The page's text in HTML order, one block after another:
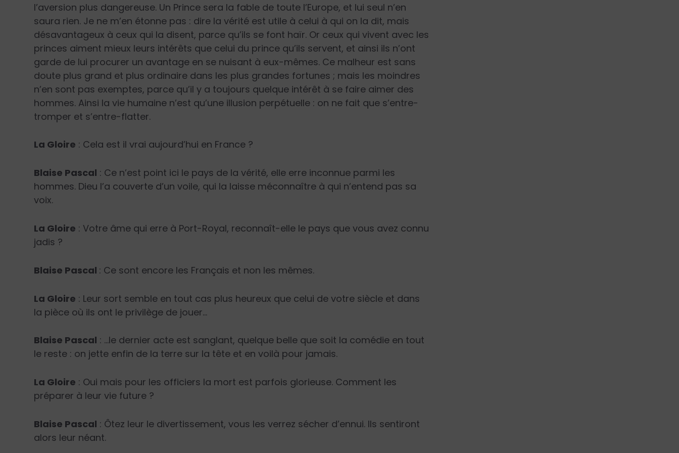
l’aversion plus dangereuse. Un Prince sera la fable de toute l’Europe, et lui seul n’en
saura rien. Je ne m’en étonne pas : dire la vérité est utile à celui à qui on la dit, mais
désavantageux à ceux qui la disent, parce qu’ils se font haïr. Or ceux qui vivent avec les
princes aiment mieux leurs intérêts que celui du prince qu’ils servent, et ainsi ils n’ont
garde de lui procurer un avantage en se nuisant à eux-mêmes. Ce malheur est sans
doute plus grand et plus ordinaire dans les plus grandes fortunes ; mais les moindres
n’en sont pas exemptes, parce qu’il y a toujours quelque intérêt à se faire aimer des
hommes. Ainsi la vie humaine n’est qu’une illusion perpétuelle : on ne fait que s’entre-
tromper et s’entre-flatter.
La Gloire : Cela est il vrai aujourd’hui en France ?
Blaise Pascal : Ce n’est point ici le pays de la vérité, elle erre inconnue parmi les
hommes. Dieu l’a couverte d’un voile, qui la laisse méconnaître à qui n’entend pas sa
voix.
La Gloire : Votre âme qui erre à Port-Royal, reconnaît-elle le pays que vous avez connu
jadis ?
Blaise Pascal : Ce sont encore les Français et non les mêmes.
La Gloire : Leur sort semble en tout cas plus heureux que celui de votre siècle et dans
la pièce où ils ont le privilège de jouer…
Blaise Pascal : …le dernier acte est sanglant, quelque belle que soit la comédie en tout
le reste : on jette enfin de la terre sur la tête et en voilà pour jamais.
La Gloire : Oui mais pour les officiers la mort est parfois glorieuse. Comment les
préparer à leur vie future ?
Blaise Pascal : Ôtez leur le divertissement, vous les verrez sécher d’ennui. Ils sentiront
alors leur néant.